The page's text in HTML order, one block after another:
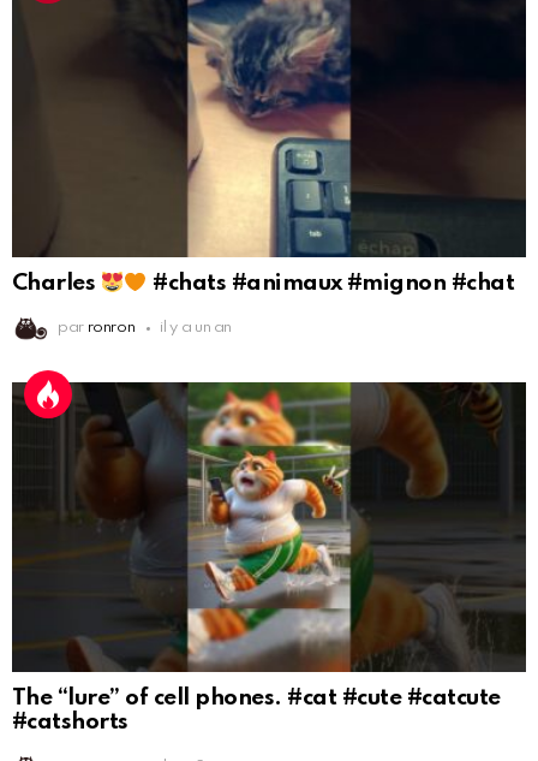
Charles #chats #animaux #mignon #chat
par ronron il y a un an
The “lure” of cell phones. #cat #cute #catcute
#catshorts